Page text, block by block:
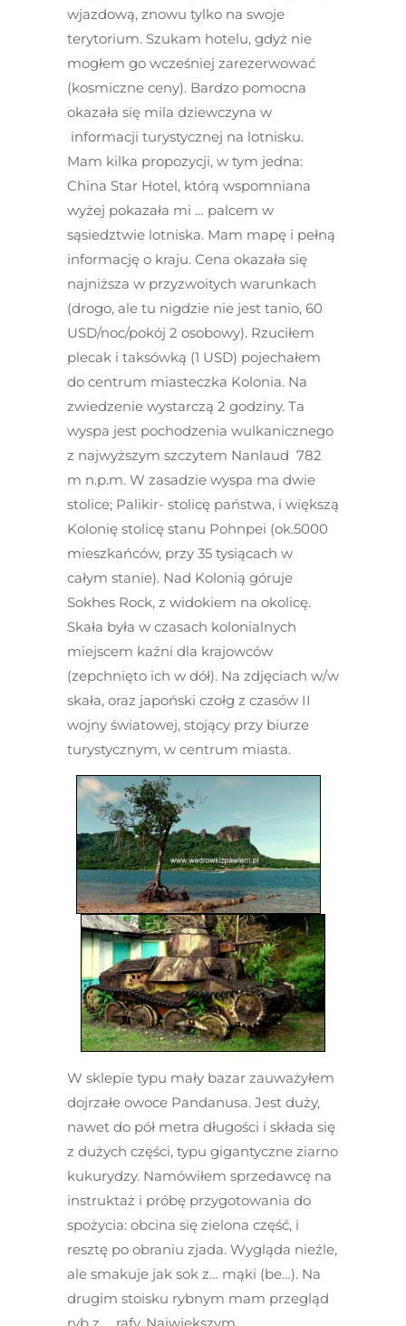
wjazdową, znowu tylko na swoje
terytorium. Szukam hotelu, gdyż nie
mogłem go wcześniej zarezerwować
(kosmiczne ceny). Bardzo pomocna
okazała się mila dziewczyna w
informacji turystycznej na lotnisku.
Mam kilka propozycji, w tym jedna:
China Star Hotel, którą wspomniana
wyżej pokazała mi … palcem w
sąsiedztwie lotniska. Mam mapę i pełną
informację o kraju. Cena okazała się
najniższa w przyzwoitych warunkach
(drogo, ale tu nigdzie nie jest tanio, 60
USD/noc/pokój 2 osobowy). Rzuciłem
plecak i taksówką (1 USD) pojechałem
do centrum miasteczka Kolonia. Na
zwiedzenie wystarczą 2 godziny. Ta
wyspa jest pochodzenia wulkanicznego
z najwyższym szczytem Nanlaud 782
m n.p.m. W zasadzie wyspa ma dwie
stolice; Palikir- stolicę państwa, i większą
Kolonię stolicę stanu Pohnpei (ok.5000
mieszkańców, przy 35 tysiącach w
całym stanie). Nad Kolonią góruje
Sokhes Rock, z widokiem na okolicę.
Skała była w czasach kolonialnych
miejscem kaźni dla krajowców
(zepchnięto ich w dół). Na zdjęciach w/w
skała, oraz japoński czołg z czasów II
wojny światowej, stojący przy biurze
turystycznym, w centrum miasta.
W sklepie typu mały bazar zauważyłem
dojrzałe owoce Pandanusa. Jest duży,
nawet do pół metra długości i składa się
z dużych części, typu gigantyczne ziarno
kukurydzy. Namówiłem sprzedawcę na
instruktaż i próbę przygotowania do
spożycia: obcina się zielona część, i
resztę po obraniu zjada. Wygląda nieźle,
ale smakuje jak sok z… mąki (be…). Na
drugim stoisku rybnym mam przegląd